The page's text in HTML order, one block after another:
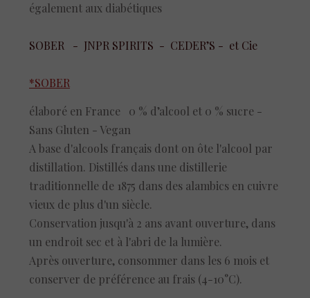
également aux diabétiques
SOBER - JNPR SPIRITS - CEDER’S - et Cie
*SOBER
élaboré en France 0 % d’alcool et 0 % sucre -
Sans Gluten - Vegan
A base d'alcools français dont on ôte l'alcool par
distillation. Distillés dans une distillerie
traditionnelle de 1875 dans des alambics en cuivre
vieux de plus d'un siècle.
Conservation jusqu'à 2 ans avant ouverture, dans
un endroit sec et à l'abri de la lumière.
Après ouverture, consommer dans les 6 mois et
conserver de préférence au frais (4-10°C).